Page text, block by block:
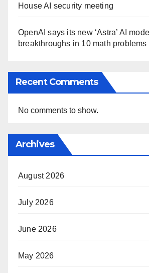
House AI security meeting
OpenAI says its new ‘Astra’ AI
breakthroughs in 10 math problems
Recent Comments
No comments to show.
Archives
August 2026
July 2026
June 2026
May 2026